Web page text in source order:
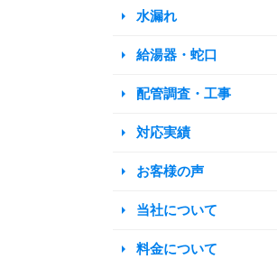
水漏れ
給湯器・蛇口
配管調査・工事
対応実績
お客様の声
当社について
料金について